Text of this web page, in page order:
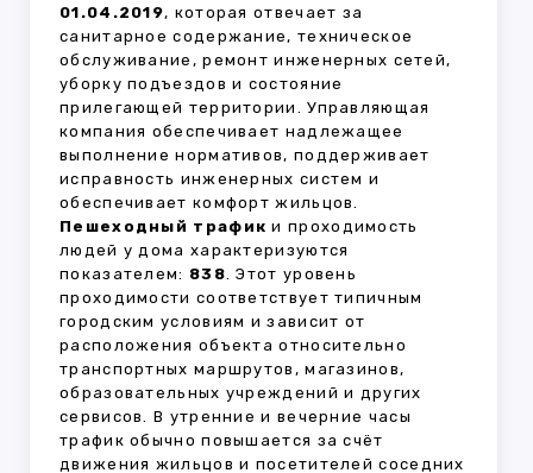
01.04.2019, которая отвечает за
санитарное содержание, техническое
обслуживание, ремонт инженерных сетей,
уборку подъездов и состояние
прилегающей территории. Управляющая
компания обеспечивает надлежащее
выполнение нормативов, поддерживает
исправность инженерных систем и
обеспечивает комфорт жильцов.
Пешеходный трафик и проходимость
людей у дома характеризуются
показателем: 838. Этот уровень
проходимости соответствует типичным
городским условиям и зависит от
расположения объекта относительно
транспортных маршрутов, магазинов,
образовательных учреждений и других
сервисов. В утренние и вечерние часы
трафик обычно повышается за счёт
движения жильцов и посетителей соседних